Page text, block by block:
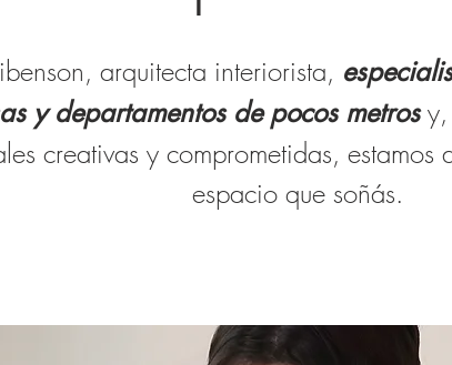
arquitecta interiorista,
y departamentos de pocos metros
creativas y comprometidas,
espacio que soñás.